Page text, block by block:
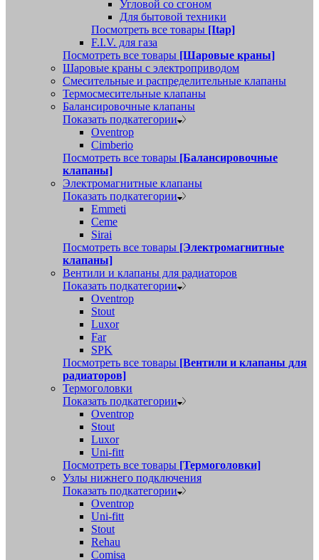
Угловой со сгоном
Для бытовой техники
Посмотреть все товары [Itap]
F.I.V. для газа
Посмотреть все товары [Шаровые краны]
Шаровые краны с электроприводом
Смесительные и распределительные клапаны
Термосмесительные клапаны
Балансировочные клапаны
Показать подкатегории
Oventrop
Cimberio
Посмотреть все товары [Балансировочные
клапаны]
Электромагнитные клапаны
Показать подкатегории
Emmeti
Ceme
Sirai
Посмотреть все товары [Электромагнитные
клапаны]
Вентили и клапаны для радиаторов
Показать подкатегории
Oventrop
Stout
Luxor
Far
SPK
Посмотреть все товары [Вентили и клапаны для
радиаторов]
Термоголовки
Показать подкатегории
Oventrop
Stout
Luxor
Uni-fitt
Посмотреть все товары [Термоголовки]
Узлы нижнего подключения
Показать подкатегории
Oventrop
Uni-fitt
Stout
Rehau
Comisa